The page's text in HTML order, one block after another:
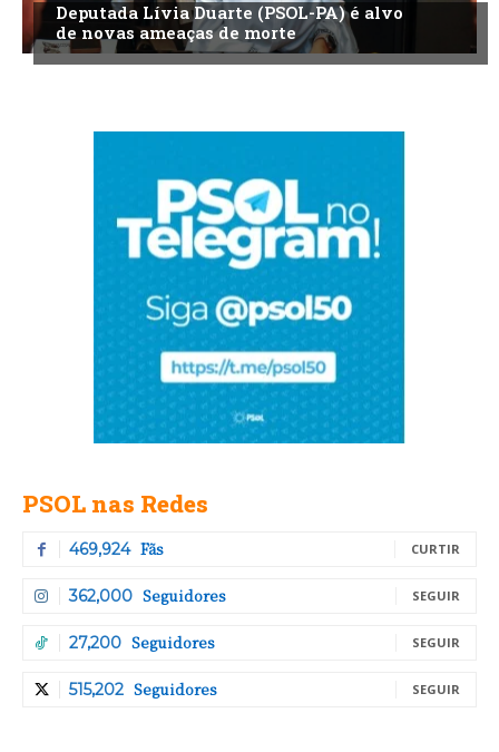
Deputada Lívia Duarte (PSOL-PA) é alvo
de novas ameaças de morte
PSOL nas Redes
469,924 Fãs CURTIR
362,000 Seguidores SEGUIR
27,200 Seguidores SEGUIR
515,202 Seguidores SEGUIR